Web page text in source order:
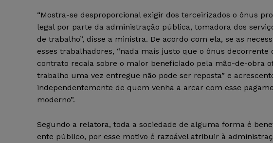
“Mostra-se desproporcional exigir dos terceirizados o ônus
legal por parte da administração pública, tomadora dos
de trabalho”, disse a ministra. De acordo com ela, se as
esses trabalhadores, “nada mais justo que o ônus
contrato recaia sobre o maior beneficiado pela mão-de-obra
trabalho uma vez entregue não pode ser reposta” e
independentemente de quem venha a arcar com esse
moderno”.
Segundo a relatora, toda a sociedade de alguma forma é
ente público, por esse motivo é razoável atribuir à